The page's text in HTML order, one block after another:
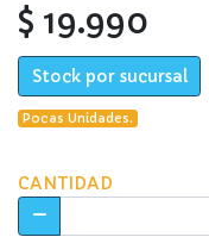
$ 19.990
Stock por sucursal
Pocas Unidades.
CANTIDAD